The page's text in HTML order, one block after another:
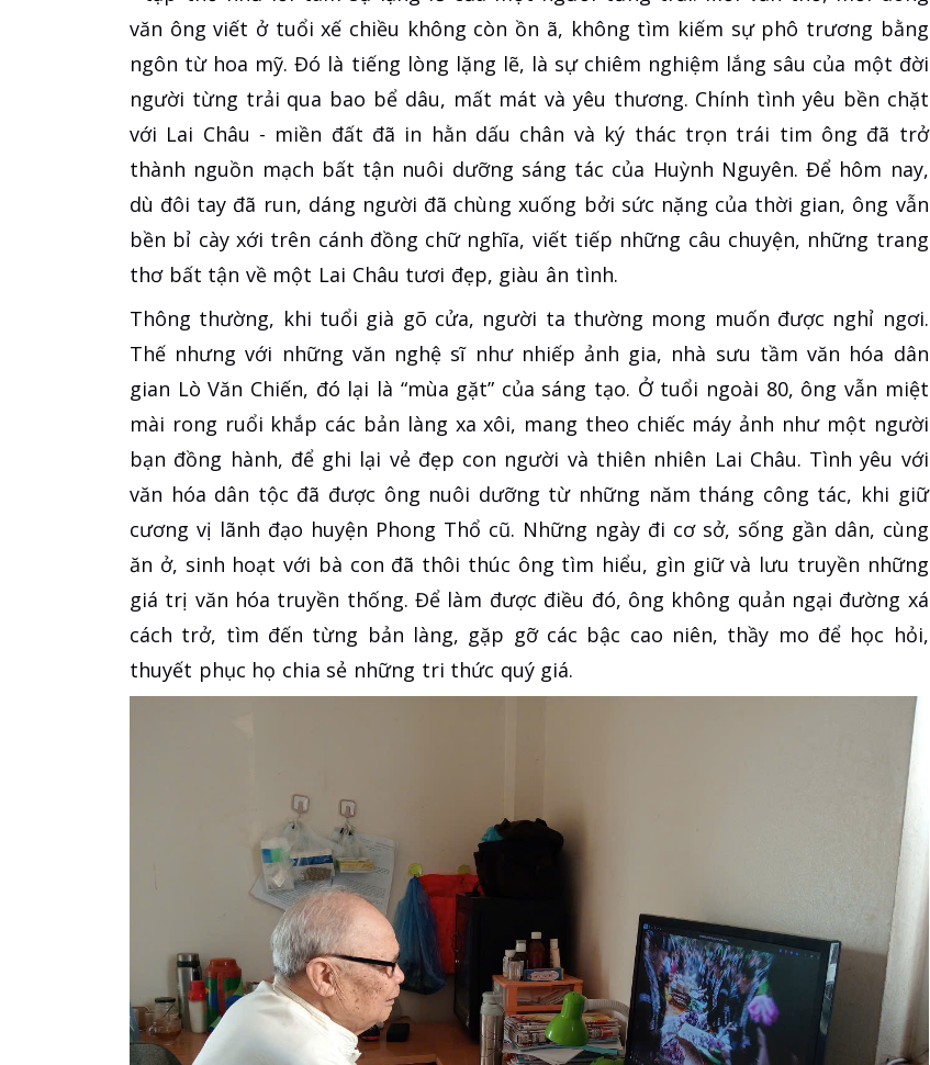
văn ông viết ở tuổi xế chiều không còn ồn ã, không tìm kiếm sự phô trương bằng
ngôn từ hoa mỹ. Đó là tiếng lòng lặng lẽ, là sự chiêm nghiệm lắng sâu của một đời
người từng trải qua bao bể dâu, mất mát và yêu thương. Chính tình yêu bền chặt
với Lai Châu - miền đất đã in hằn dấu chân và ký thác trọn trái tim ông đã trở
thành nguồn mạch bất tận nuôi dưỡng sáng tác của Huỳnh Nguyên. Để hôm nay,
dù đôi tay đã run, dáng người đã chùng xuống bởi sức nặng của thời gian, ông vẫn
bền bỉ cày xới trên cánh đồng chữ nghĩa, viết tiếp những câu chuyện, những trang
thơ bất tận về một Lai Châu tươi đẹp, giàu ân tình.
Thông thường, khi tuổi già gõ cửa, người ta thường mong muốn được nghỉ ngơi.
Thế nhưng với những văn nghệ sĩ như nhiếp ảnh gia, nhà sưu tầm văn hóa dân
gian Lò Văn Chiến, đó lại là “mùa gặt” của sáng tạo. Ở tuổi ngoài 80, ông vẫn miệt
mài rong ruổi khắp các bản làng xa xôi, mang theo chiếc máy ảnh như một người
bạn đồng hành, để ghi lại vẻ đẹp con người và thiên nhiên Lai Châu. Tình yêu với
văn hóa dân tộc đã được ông nuôi dưỡng từ những năm tháng công tác, khi giữ
cương vị lãnh đạo huyện Phong Thổ cũ. Những ngày đi cơ sở, sống gần dân, cùng
ăn ở, sinh hoạt với bà con đã thôi thúc ông tìm hiểu, gìn giữ và lưu truyền những
giá trị văn hóa truyền thống. Để làm được điều đó, ông không quản ngại đường xá
cách trở, tìm đến từng bản làng, gặp gỡ các bậc cao niên, thầy mo để học hỏi,
thuyết phục họ chia sẻ những tri thức quý giá.